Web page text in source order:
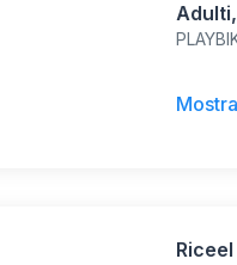
Freni